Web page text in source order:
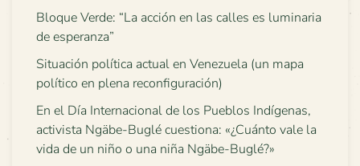
Bloque Verde: “La acción en las calles es luminaria
de esperanza”
Situación política actual en Venezuela (un mapa
político en plena reconfiguración)
En el Día Internacional de los Pueblos Indígenas,
activista Ngäbe-Buglé cuestiona: «¿Cuánto vale la
vida de un niño o una niña Ngäbe-Buglé?»